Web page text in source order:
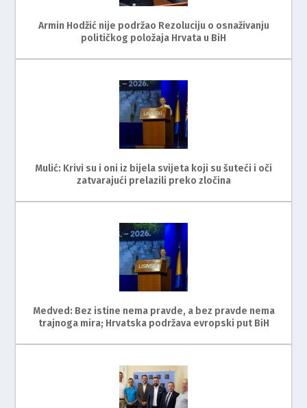
Armin Hodžić nije podržao Rezoluciju o osnaživanju
političkog položaja Hrvata u BiH
Mulić: Krivi su i oni iz bijela svijeta koji su šuteći i oči
zatvarajući prelazili preko zločina
Medved: Bez istine nema pravde, a bez pravde nema
trajnoga mira; Hrvatska podržava evropski put BiH